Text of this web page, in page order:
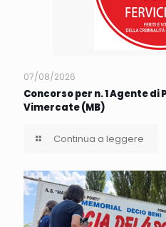
07/08/2026
Concorso per n. 1 Agente di
Vimercate (MB)
Continua a leggere